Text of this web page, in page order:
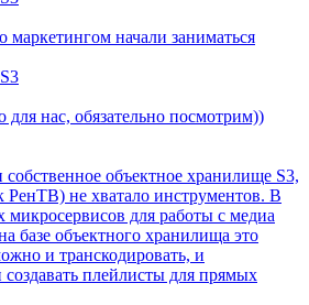
маркетингом начали заниматься
для нас, обязательно посмотрим))
объектное хранилище S3,
РенТВ) не хватало инструментов. В
микросервисов для работы с медиа
базе объектного хранилища это
и транскодировать, и
создавать плейлисты для прямых